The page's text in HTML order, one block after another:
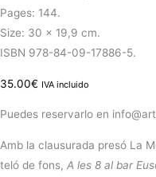
Pages: 144.
Size: 30 x 19,9 cm.
ISBN 978-84-09-17886-5.
35.00€ IVA incluido
Puedes reservarlo en
Amb la clausurada presó La
teló de fons, A les 8 al bar